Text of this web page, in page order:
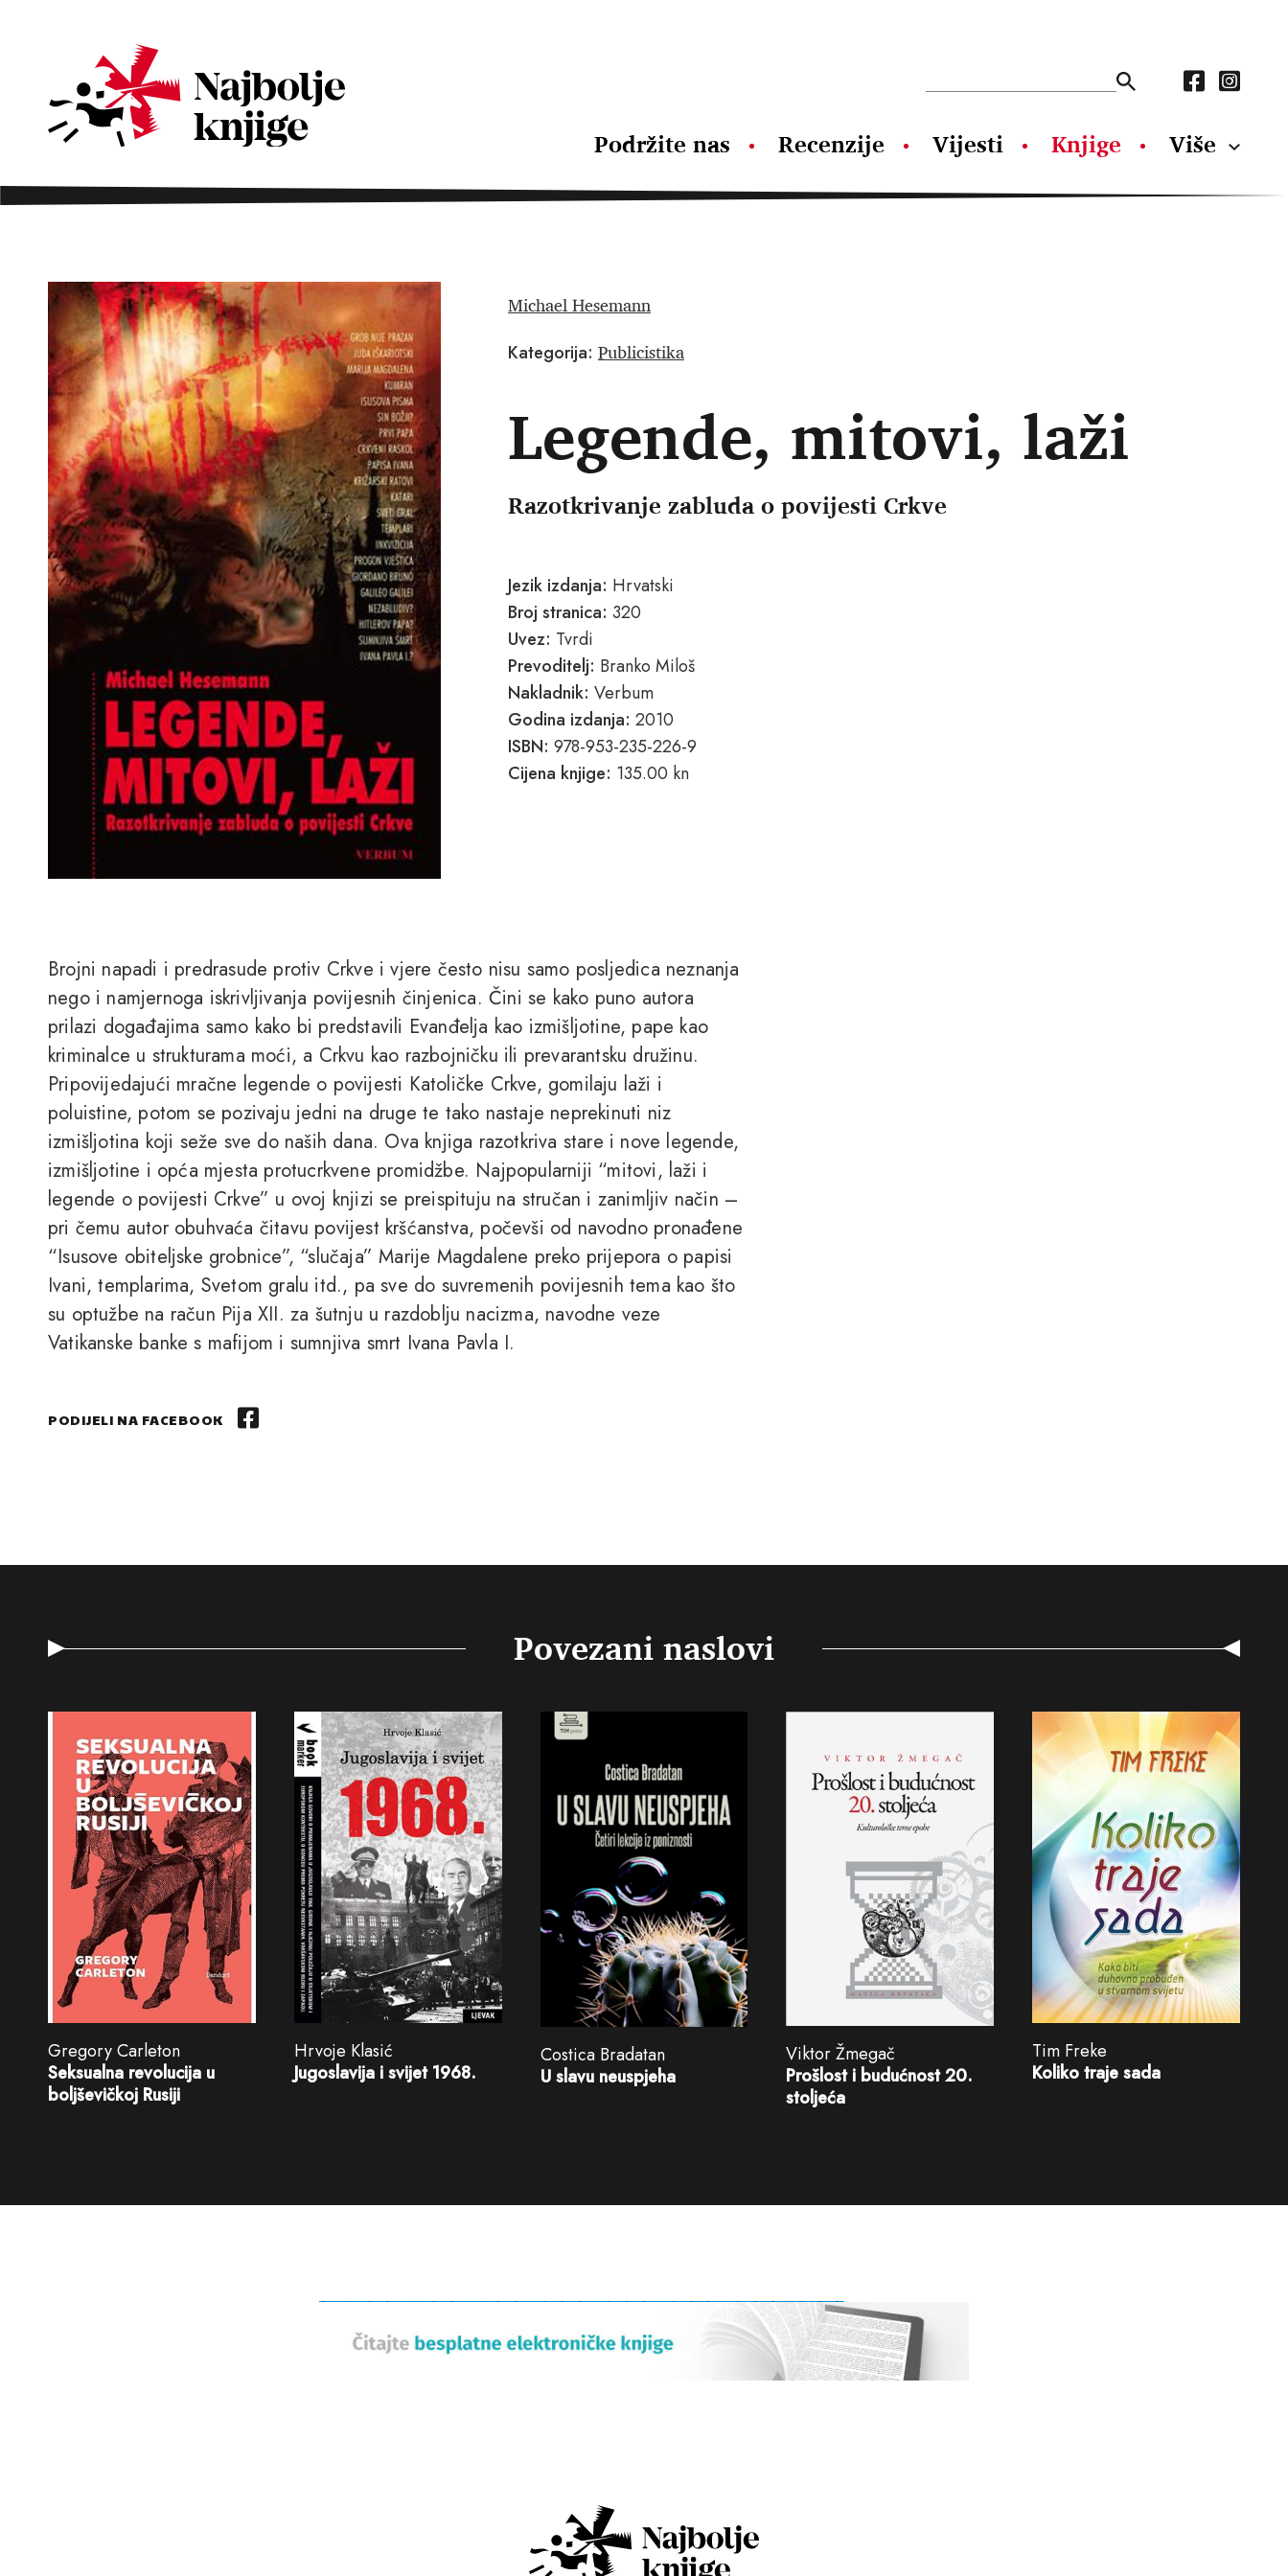
Podržite nas Recenzije Vijesti Knjige Više
Michael Hesemann
Kategorija: Publicistika
Legende, mitovi, laži
Razotkrivanje zabluda o povijesti Crkve
Jezik izdanja: Hrvatski
Broj stranica: 320
Uvez: Tvrdi
Prevoditelj: Branko Miloš
Nakladnik: Verbum
Godina izdanja: 2010
ISBN: 978-953-235-226-9
Cijena knjige: 135.00 kn
Brojni napadi i predrasude protiv Crkve i vjere često nisu samo posljedica neznanja
nego i namjernoga iskrivljivanja povijesnih činjenica. Čini se kako puno autora
prilazi događajima samo kako bi predstavili Evanđelja kao izmišljotine, pape kao
kriminalce u strukturama moći, a Crkvu kao razbojničku ili prevarantsku družinu.
Pripovijedajući mračne legende o povijesti Katoličke Crkve, gomilaju laži i
poluistine, potom se pozivaju jedni na druge te tako nastaje neprekinuti niz
izmišljotina koji seže sve do naših dana. Ova knjiga razotkriva stare i nove legende,
izmišljotine i opća mjesta protucrkvene promidžbe. Najpopularniji “mitovi, laži i
legende o povijesti Crkve” u ovoj knjizi se preispituju na stručan i zanimljiv način –
pri čemu autor obuhvaća čitavu povijest kršćanstva, počevši od navodno pronađene
“Isusove obiteljske grobnice”, “slučaja” Marije Magdalene preko prijepora o papisi
Ivani, templarima, Svetom gralu itd., pa sve do suvremenih povijesnih tema kao što
su optužbe na račun Pija XII. za šutnju u razdoblju nacizma, navodne veze
Vatikanske banke s mafijom i sumnjiva smrt Ivana Pavla I.
PODIJELI NA FACEBOOK
Povezani naslovi
Gregory Carleton
Seksualna revolucija u
boljševičkoj Rusiji
Hrvoje Klasić
Jugoslavija i svijet 1968.
Costica Bradatan
U slavu neuspjeha
Viktor Žmegač
Prošlost i budućnost 20.
stoljeća
Tim Freke
Koliko traje sada